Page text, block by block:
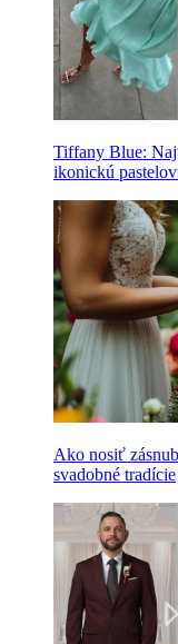
Tiffany Blue:
ikonickú
Ako nosiť
svadobné tradície